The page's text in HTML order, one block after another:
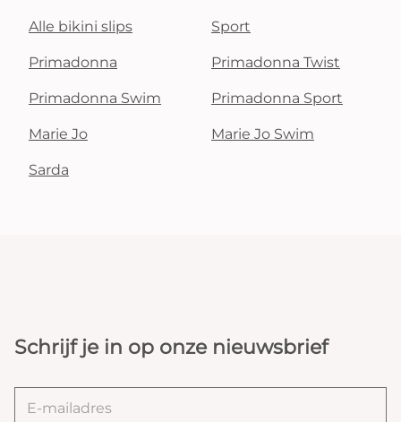
Alle bikini slips Sport
Primadonna Primadonna Twist
Primadonna Swim Primadonna Sport
Marie Jo Marie Jo Swim
Sarda
Schrijf je in op onze nieuwsbrief